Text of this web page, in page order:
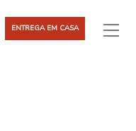
ENTREGA EM CASA